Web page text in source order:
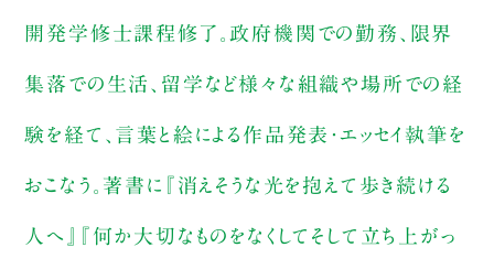
開発学修士課程修了。政府機関での勤務、限界
集落での生活、留学など様々な組織や場所での経
験を経て、言葉と絵による作品発表・エッセイ執筆を
おこなう。著書に『消えそうな光を抱えて歩き続ける
人へ』『何か大切なものをなくしてそして立ち上がっ